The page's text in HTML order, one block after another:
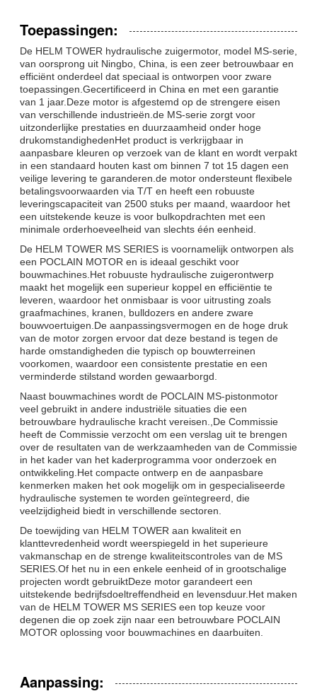
Toepassingen:
De HELM TOWER hydraulische zuigermotor, model MS-serie,
van oorsprong uit Ningbo, China, is een zeer betrouwbaar en
efficiënt onderdeel dat speciaal is ontworpen voor zware
toepassingen.Gecertificeerd in China en met een garantie
van 1 jaar.Deze motor is afgestemd op de strengere eisen
van verschillende industrieën.de MS-serie zorgt voor
uitzonderlijke prestaties en duurzaamheid onder hoge
drukomstandighedenHet product is verkrijgbaar in
aanpasbare kleuren op verzoek van de klant en wordt verpakt
in een standaard houten kast om binnen 7 tot 15 dagen een
veilige levering te garanderen.de motor ondersteunt flexibele
betalingsvoorwaarden via T/T en heeft een robuuste
leveringscapaciteit van 2500 stuks per maand, waardoor het
een uitstekende keuze is voor bulkopdrachten met een
minimale orderhoeveelheid van slechts één eenheid.
De HELM TOWER MS SERIES is voornamelijk ontworpen als
een POCLAIN MOTOR en is ideaal geschikt voor
bouwmachines.Het robuuste hydraulische zuigerontwerp
maakt het mogelijk een superieur koppel en efficiëntie te
leveren, waardoor het onmisbaar is voor uitrusting zoals
graafmachines, kranen, bulldozers en andere zware
bouwvoertuigen.De aanpassingsvermogen en de hoge druk
van de motor zorgen ervoor dat deze bestand is tegen de
harde omstandigheden die typisch op bouwterreinen
voorkomen, waardoor een consistente prestatie en een
verminderde stilstand worden gewaarborgd.
Naast bouwmachines wordt de POCLAIN MS-pistonmotor
veel gebruikt in andere industriële situaties die een
betrouwbare hydraulische kracht vereisen.,De Commissie
heeft de Commissie verzocht om een verslag uit te brengen
over de resultaten van de werkzaamheden van de Commissie
in het kader van het kaderprogramma voor onderzoek en
ontwikkeling.Het compacte ontwerp en de aanpasbare
kenmerken maken het ook mogelijk om in gespecialiseerde
hydraulische systemen te worden geïntegreerd, die
veelzijdigheid biedt in verschillende sectoren.
De toewijding van HELM TOWER aan kwaliteit en
klanttevredenheid wordt weerspiegeld in het superieure
vakmanschap en de strenge kwaliteitscontroles van de MS
SERIES.Of het nu in een enkele eenheid of in grootschalige
projecten wordt gebruiktDeze motor garandeert een
uitstekende bedrijfsdoeltreffendheid en levensduur.Het maken
van de HELM TOWER MS SERIES een top keuze voor
degenen die op zoek zijn naar een betrouwbare POCLAIN
MOTOR oplossing voor bouwmachines en daarbuiten.
Aanpassing: